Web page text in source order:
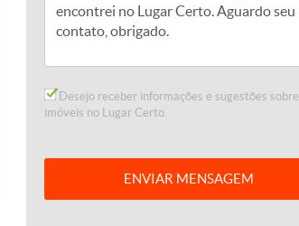
Desejo receber informações e sugestões sobre
imóveis no Lugar Certo.
ENVIAR MENSAGEM